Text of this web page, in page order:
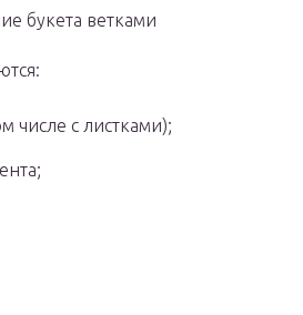
букета ветками
числе с листками);